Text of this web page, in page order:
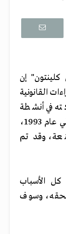
كلينتون" إن
القانونية
في أنشطة
إرهابية، وخاصة تفجير مركز التجارة العالمي عام 1993،
وقد تم
كل الأسباب
وسوف